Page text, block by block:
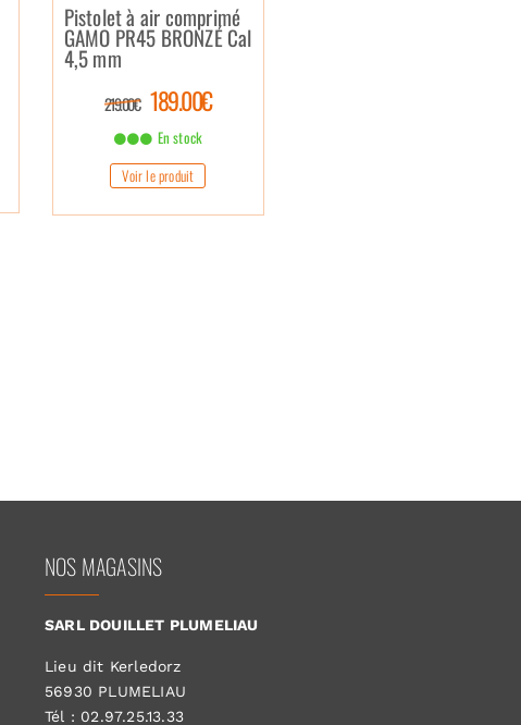
Pistolet à air comprimé
GAMO PR45 BRONZÉ Cal
4,5 mm
219.00€ 189.00€
En stock
Voir le produit
NOS MAGASINS
SARL DOUILLET PLUMELIAU
Lieu dit Kerledorz
56930 PLUMELIAU
Tél : 02.97.25.13.33